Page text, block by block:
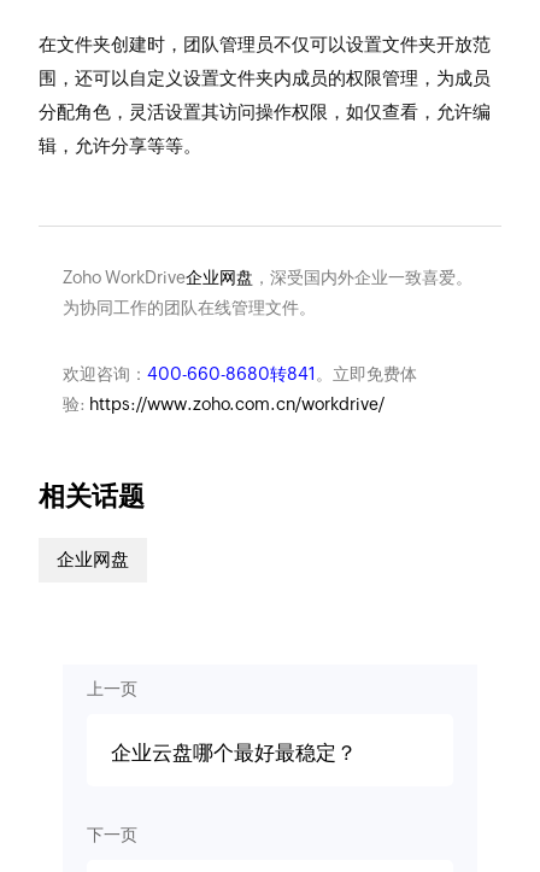
在文件夹创建时，团队管理员不仅可以设置文件夹开放范
围，还可以自定义设置文件夹内成员的权限管理，为成员
分配角色，灵活设置其访问操作权限，如仅查看，允许编
辑，允许分享等等。
Zoho WorkDrive企业网盘 ，深受国内外企业一致喜爱。
为协同工作的团队在线管理文件。
欢迎咨询： 400-660-8680转841 。立即免费体
验: https://www.zoho.com.cn/workdrive/
相关话题
企业网盘
上一页
企业云盘哪个最好最稳定？
下一页